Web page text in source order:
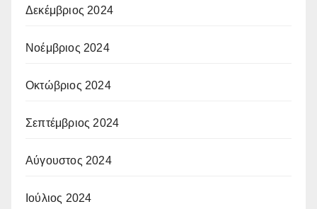
Δεκέμβριος 2024
Νοέμβριος 2024
Οκτώβριος 2024
Σεπτέμβριος 2024
Αύγουστος 2024
Ιούλιος 2024